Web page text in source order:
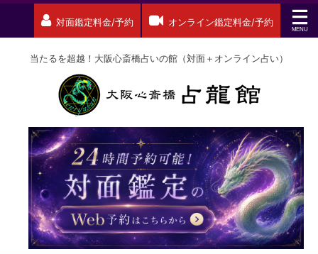
対面鑑定料金/予約 オンライン鑑定料金/予約
当たるを超越！大阪心斎橋占いの館（対面＋オンライン占い）